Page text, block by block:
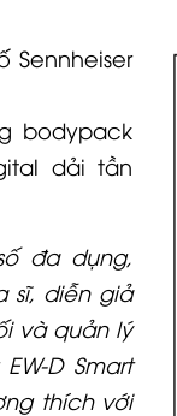
bodypack
dải tần
đa dụng,
sĩ, diễn giả
và quản lý
D Smart
thích với